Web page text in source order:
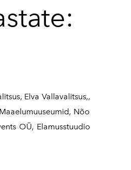
Elva Vallavalitsus,,
Nõo
OÜ, Elamusstuudio